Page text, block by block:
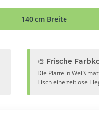
140 cm Breite
🎨 Frische
Die Platte in Weiß
Tisch eine zeitlose